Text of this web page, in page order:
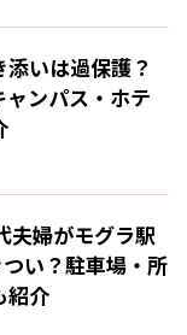
添いは過保護？
ンパス・ホテ
夫婦がモグラ駅
い？駐車場・所
紹介